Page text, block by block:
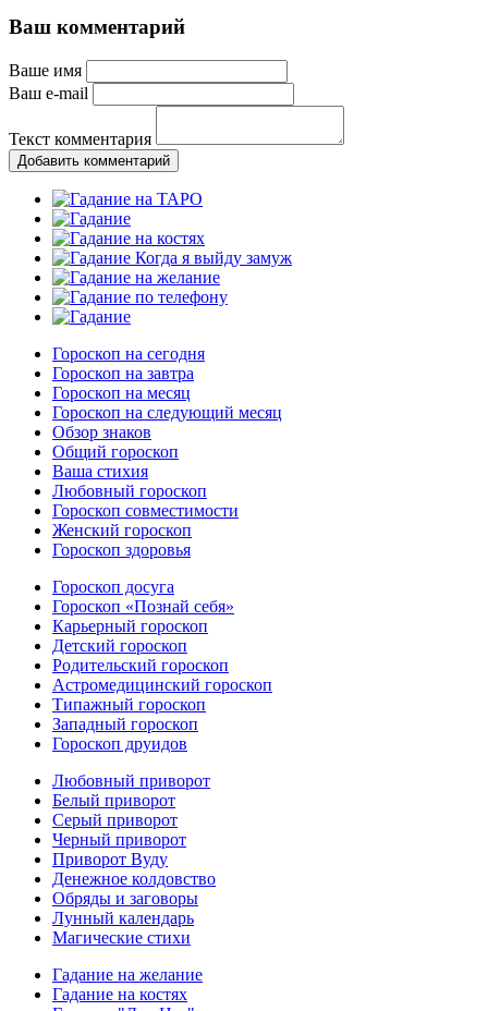
Ваш комментарий
Ваше имя
Ваш e-mail
Текст комментария
Добавить комментарий
Гороскоп на сегодня
Гороскоп на завтра
Гороскоп на месяц
Гороскоп на следующий месяц
Обзор знаков
Общий гороскоп
Ваша стихия
Любовный гороскоп
Гороскоп совместимости
Женский гороскоп
Гороскоп здоровья
Гороскоп досуга
Гороскоп «Познай себя»
Карьерный гороскоп
Детский гороскоп
Родительский гороскоп
Астромедицинский гороскоп
Типажный гороскоп
Западный гороскоп
Гороскоп друидов
Любовный приворот
Белый приворот
Серый приворот
Черный приворот
Приворот Вуду
Денежное колдовство
Обряды и заговоры
Лунный календарь
Магические стихи
Гадание на желание
Гадание на костях